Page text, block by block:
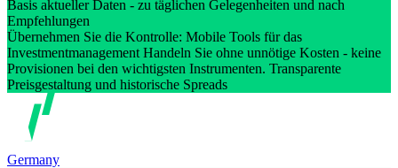
Basis aktueller Daten - zu täglichen Gelegenheiten und nach
Empfehlungen
Übernehmen Sie die Kontrolle: Mobile Tools für das
Investmentmanagement Handeln Sie ohne unnötige Kosten - keine
Provisionen bei den wichtigsten Instrumenten. Transparente
Preisgestaltung und historische Spreads
Germany